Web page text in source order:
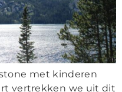
met kinderen
vertrekken we uit dit